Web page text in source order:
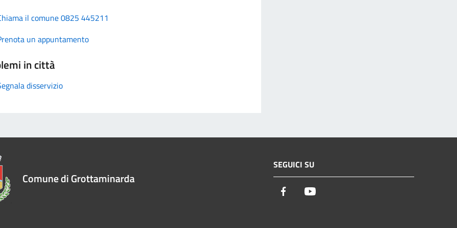
il comune 0825 445211
un appuntamento
in città
disservizio
Comune di Grottaminarda
SEGUICI SU
Facebook